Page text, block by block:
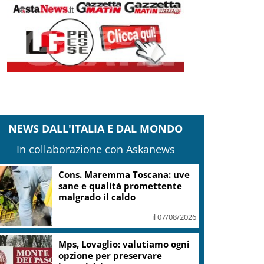
NEWS DALL'ITALIA E DAL MONDO
In collaborazione con Askanews
Cons. Maremma Toscana: uve
sane e qualità promettente
malgrado il caldo
il 07/08/2026
Mps, Lovaglio: valutiamo ogni
opzione per preservare